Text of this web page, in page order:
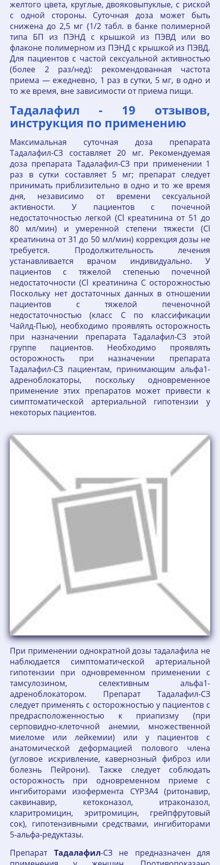
желтого цвета, круглые, двояковыпуклые, с риской
с одной стороны. Суточная доза может быть
снижена до 2,5 мг (1/2 табл. в банке полимерной
типа БП из ПЭНД с крышкой из ПЭВД или во
флаконе полимерном из ПЭНД с крышкой из ПЭВД.
Для пациентов с частой сексуальной активностью
(более 2 раз/нед): рекомендованная частота
приема — ежедневно, 1 раз в сутки, 5 мг, в одно и
то же время, вне зависимости от приема пищи.
Тадалафил - 19 отзывов,
инструкция по применению
Максимальная суточная доза препарата
Тадалафил-СЗ составляет 20 мг. Рекомендуемая
доза препарата Тадалафил-СЗ при применении 1
раз в сутки составляет 5 мг; препарат следует
принимать приблизительно в одно и то же время
дня, независимо от времени сексуальной
активности. У пациентов с почечной
недостаточностью легкой (Cl креатинина от 51 до
80 мл/мин) и умеренной степени тяжести (Cl
креатинина от 31 до 50 мл/мин) коррекция дозы не
требуется. Продолжительность лечения
устанавливается врачом индивидуально. У
пациентов с тяжелой степенью почечной
недостаточности (Cl креатинина С осторожностью
Поскольку нет достаточных данных в отношении
пациентов с тяжелой печеночной
недостаточностью (класс С по классификации
Чайлд-Пью), необходимо проявлять осторожность
при назначении препарата Тадалафил-СЗ этой
группе пациентов. Необходимо проявлять
осторожность при назначении препарата
Тадалафил-СЗ пациентам, принимающим альфа1-
адреноблокаторы, поскольку одновременное
применение этих препаратов может привести к
симптоматической артериальной гипотензии у
некоторых пациентов.
При применении однократной дозы тадалафила не
наблюдается симптоматической артериальной
гипотензии при одновременном применении с
тамсулозином, селективным альфа1-
адреноблокатором. Препарат Тадалафил-СЗ
следует применять с осторожностью у пациентов с
предрасположенностью к приапизму (при
серповидно-клеточной анемии, множественной
миеломе или лейкемии) или у пациентов с
анатомической деформацией полового члена
(угловое искривление, кавернозный фиброз или
болезнь Пейрони). Также следует соблюдать
осторожность при одновременном приеме с
ингибиторами изофермента CYP3A4 (ритонавир,
саквинавир, кетоконазол, итраконазол,
кларитромицин, эритромицин, грейпфрутовый
сок), гипотензивными средствами, ингибиторами
5-альфа-редуктазы.
Препарат Тадалафил-СЗ не предназначен для